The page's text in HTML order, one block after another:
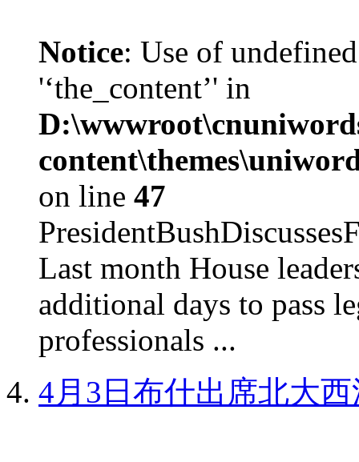
Notice: Use of
'‘the_content’' in
on line 47
Last month House
additional days to pass
professionals ...
4月3日布什出席北大